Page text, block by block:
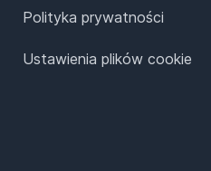
Polityka prywatności
Ustawienia plików cookie